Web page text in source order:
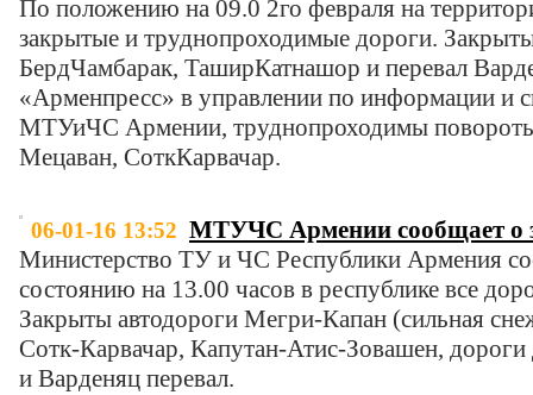
По положению на 09.0 2­го февраля на
закрытые и труднопроходимые дороги.
Берд­Чамбарак, Ташир­Катнашор и перевал
«Арменпресс» в управлении по информации и
МТУиЧС Армении, труднопроходимы
Мецаван, Сотк­Карвачар.
06-01-16 13:52 МТУЧС Армении сообщает о
Министерство ТУ и ЧС Республики Армения
состоянию на 13.00 часов в республике все
Закрыты автодороги Мегри-Капан (сильная
Сотк-Карвачар, Капутан-Атис-Зовашен,
и Варденяц перевал.